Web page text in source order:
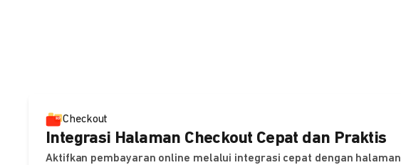
Checkout
Integrasi Halaman Checkout Cepat dan Praktis
Aktifkan pembayaran online melalui integrasi cepat dengan halaman